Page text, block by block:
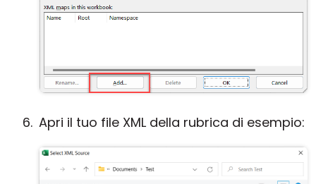
Apri il tuo file XML della rubrica di esempio: